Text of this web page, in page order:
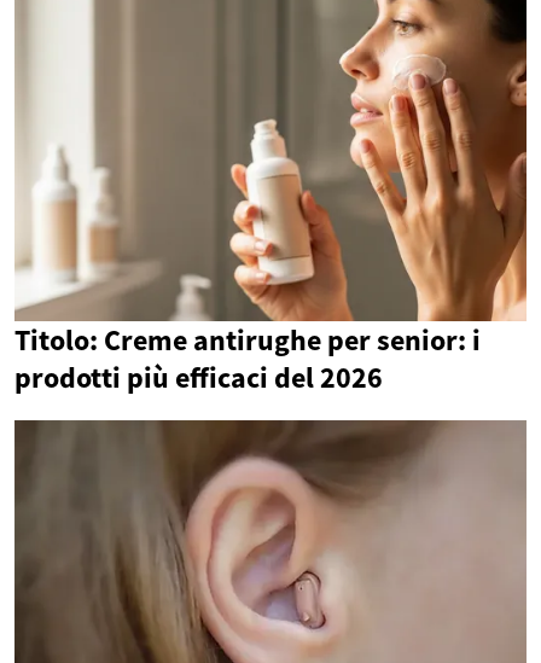
Titolo: Creme antirughe per senior: i
prodotti più efficaci del 2026